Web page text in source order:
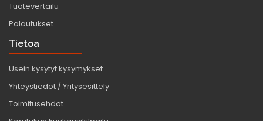
Tuotevertailu
Palautukset
Tietoa
Usein kysytyt kysymykset
Yhteystiedot / Yritysesittely
Toimitusehdot